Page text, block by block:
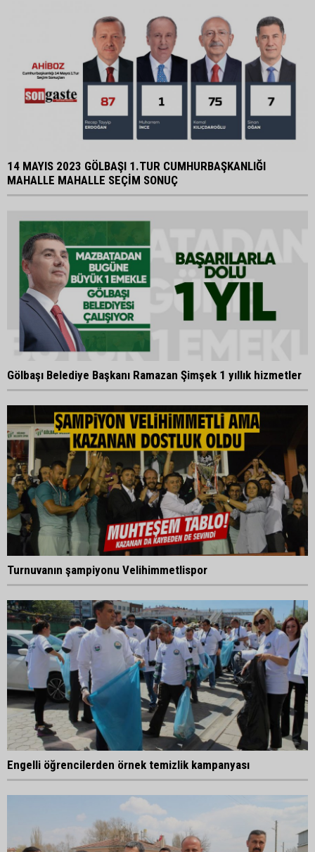
14 MAYIS 2023 GÖLBAŞI 1.TUR CUMHURBAŞKANLIĞI
MAHALLE MAHALLE SEÇİM SONUÇ
Gölbaşı Belediye Başkanı Ramazan Şimşek 1 yıllık hizmetler
Turnuvanın şampiyonu Velihimmetlispor
Engelli öğrencilerden örnek temizlik kampanyası